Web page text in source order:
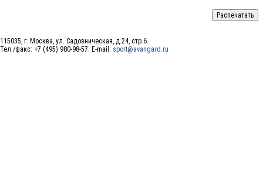
115035, г. Москва, ул. Садовническая, д.24, стр.6.
Тел./факс: +7 (495) 980-98-57. E-mail: sport@avangard.ru